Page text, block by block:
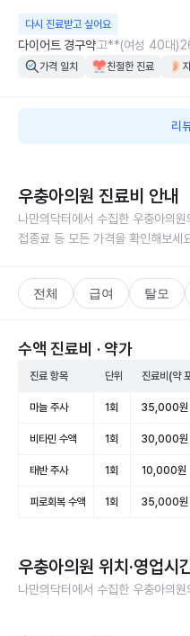
다시 진료받고 싶어요
다이어트 경구약고**(여성 40대)
가격 일치 친절한 진료
리
우충아의원 진료비 안내
나만의닥터에서 수집한 우충아의원
접종료 등 모든 가격을 확인해보세
전체 급여 탈모
수액 진료비 · 약가
진료 항목 단위 진료비(약
마늘 주사 1회 35,000원
비타민 수액 1회 30,000원
태반 주사 1회 10,000원
피로회복 수액 1회 35,000원
우충아의원 위치·영업시
나만의닥터에서 수집한 우충아의원